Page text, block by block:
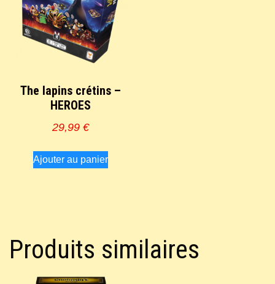
The lapins crétins –
HEROES
29,99€
Ajouter au panier
Produits similaires